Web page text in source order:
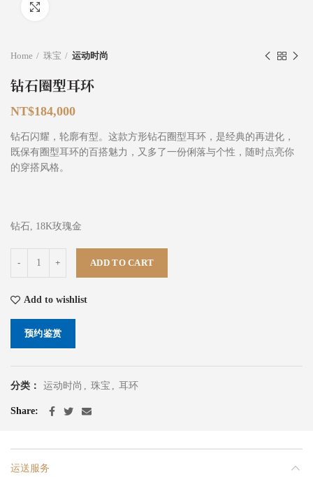
Home 珠宝 运动时尚
钻石圈型耳环
NT$184,000
钻石闪耀，轮廓有型。这款方形钻石圈型耳环，是经典的再进化，
既保有圈型耳环的百搭魅力，又多了一份俐落与个性，随时点亮你
的穿搭风格。
钻石, 18K玫瑰金
ADD TO CART
Add to wishlist
预约鉴赏
分类： 运动时尚 , 珠宝 , 耳环
Share
运送服务